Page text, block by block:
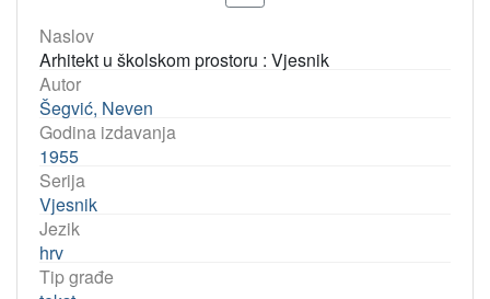
Naslov
Arhitekt u školskom prostoru : Vjesnik
Autor
Šegvić, Neven
Godina izdavanja
1955
Serija
Vjesnik
Jezik
hrv
Tip građe